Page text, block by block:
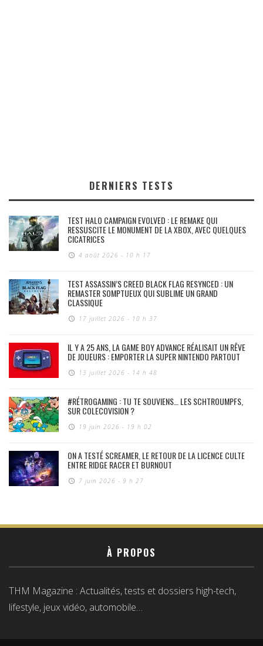
DERNIERS TESTS
TEST HALO CAMPAIGN EVOLVED : LE REMAKE QUI
RESSUSCITE LE MONUMENT DE LA XBOX, AVEC QUELQUES
CICATRICES
4 août 2026 - 10 h 17
TEST ASSASSIN’S CREED BLACK FLAG RESYNCED : UN
REMASTER SOMPTUEUX QUI SUBLIME UN GRAND
CLASSIQUE
17 juillet 2026 - 10 h 37
IL Y A 25 ANS, LA GAME BOY ADVANCE RÉALISAIT UN RÊVE
DE JOUEURS : EMPORTER LA SUPER NINTENDO PARTOUT
13 juillet 2026 - 14 h 48
#RÉTROGAMING : TU TE SOUVIENS… LES SCHTROUMPFS,
SUR COLECOVISION ?
19 juin 2026 - 19 h 02
ON A TESTÉ SCREAMER, LE RETOUR DE LA LICENCE CULTE
ENTRE RIDGE RACER ET BURNOUT
7 juin 2026 - 9 h 27
À PROPOS
THM Magazine : Actualités, tests et dossiers high-tech,
lifestyle, jeux vidéo, automobile…